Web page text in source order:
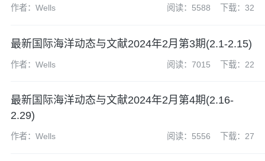
作者：Wells 阅读：5588 下载：32
最新国际海洋动态与文献2024年2月第3期(2.1-2.15)
作者：Wells 阅读：7015 下载：22
最新国际海洋动态与文献2024年2月第4期(2.16-
2.29)
作者：Wells 阅读：5556 下载：27